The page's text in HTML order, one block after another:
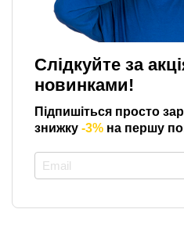
Слідкуйте за
новинками!
Підпишіться просто
знижку -3% на першу